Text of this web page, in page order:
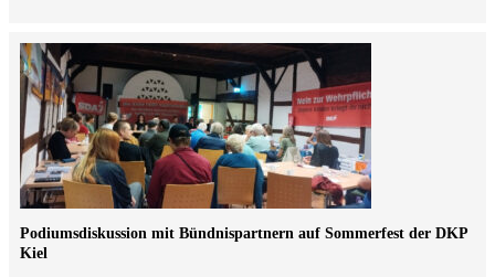
Podiumsdiskussion mit Bündnispartnern auf Sommerfest der DKP
Kiel